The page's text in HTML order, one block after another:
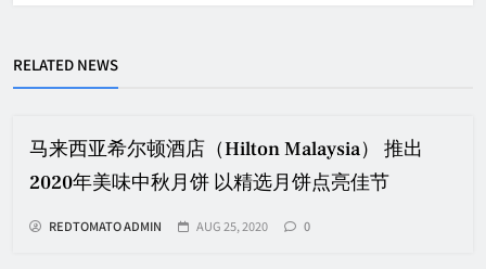
RELATED NEWS
马来西亚希尔顿酒店（Hilton Malaysia） 推出
2020年美味中秋月饼 以精选月饼点亮佳节
REDTOMATO ADMIN AUG 25, 2020 0